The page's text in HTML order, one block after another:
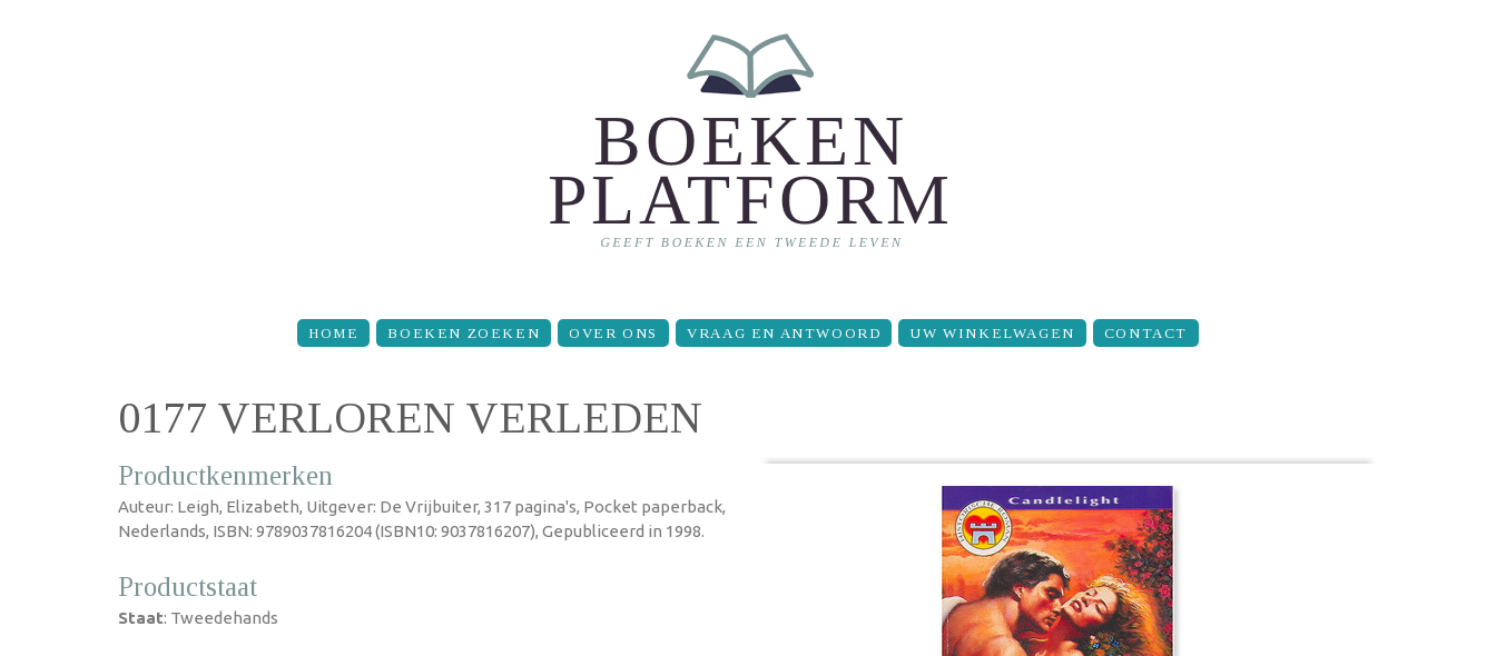
HOME BOEKEN ZOEKEN OVER ONS VRAAG EN ANTWOORD UW WINKELWAGEN CONTACT
0177 VERLOREN VERLEDEN
Productkenmerken
Auteur: Leigh, Elizabeth, Uitgever: De Vrijbuiter, 317 pagina's, Pocket paperback,
Nederlands, ISBN: 9789037816204 (ISBN10: 9037816207), Gepubliceerd in 1998.
Productstaat
Staat: Tweedehands